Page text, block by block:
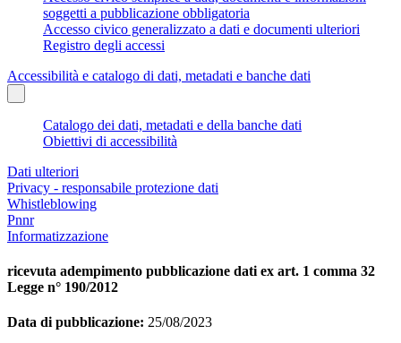
soggetti a pubblicazione obbligatoria
Accesso civico generalizzato a dati e documenti ulteriori
Registro degli accessi
Accessibilità e catalogo di dati, metadati e banche dati
Catalogo dei dati, metadati e della banche dati
Obiettivi di accessibilità
Dati ulteriori
Privacy - responsabile protezione dati
Whistleblowing
Pnnr
Informatizzazione
ricevuta adempimento pubblicazione dati ex art. 1 comma 32
Legge n° 190/2012
Data di pubblicazione: 25/08/2023